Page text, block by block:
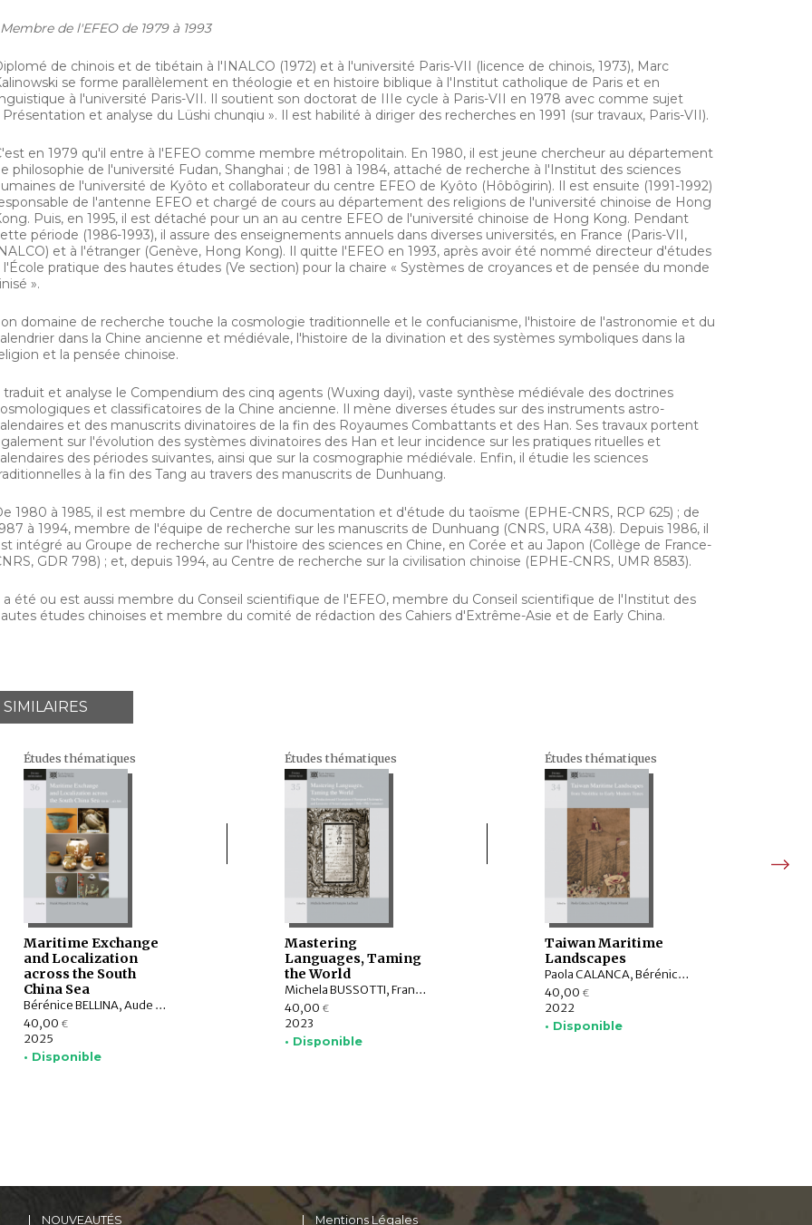
Membre de l'EFEO de 1979 à 1993
de chinois et de tibétain à l'INALCO (1972) et à l'université Paris-VII (licence de chinois, 1973), Marc
se forme parallèlement en théologie et en histoire biblique à l'Institut catholique de Paris et en
à l'université Paris-VII. Il soutient son doctorat de IIIe cycle à Paris-VII en 1978 avec comme sujet
Présentation et analyse du Lüshi chunqiu ». Il est habilité à diriger des recherches en 1991 (sur travaux, Paris-VII).
en 1979 qu'il entre à l'EFEO comme membre métropolitain. En 1980, il est jeune chercheur au département
philosophie de l'université Fudan, Shanghai ; de 1981 à 1984, attaché de recherche à l'Institut des sciences
de l'université de Kyôto et collaborateur du centre EFEO de Kyôto (Hôbôgirin). Il est ensuite (1991-1992)
de l'antenne EFEO et chargé de cours au département des religions de l'université chinoise de Hong
Puis, en 1995, il est détaché pour un an au centre EFEO de l'université chinoise de Hong Kong. Pendant
période (1986-1993), il assure des enseignements annuels dans diverses universités, en France (Paris-VII,
et à l'étranger (Genève, Hong Kong). Il quitte l'EFEO en 1993, après avoir été nommé directeur d'études
l'École pratique des hautes études (Ve section) pour la chaire « Systèmes de croyances et de pensée du monde
».
domaine de recherche touche la cosmologie traditionnelle et le confucianisme, l'histoire de l'astronomie et du
dans la Chine ancienne et médiévale, l'histoire de la divination et des systèmes symboliques dans la
et la pensée chinoise.
traduit et analyse le Compendium des cinq agents (Wuxing dayi), vaste synthèse médiévale des doctrines
et classificatoires de la Chine ancienne. Il mène diverses études sur des instruments astro-
et des manuscrits divinatoires de la fin des Royaumes Combattants et des Han. Ses travaux portent
sur l'évolution des systèmes divinatoires des Han et leur incidence sur les pratiques rituelles et
des périodes suivantes, ainsi que sur la cosmographie médiévale. Enfin, il étudie les sciences
à la fin des Tang au travers des manuscrits de Dunhuang.
1980 à 1985, il est membre du Centre de documentation et d'étude du taoïsme (EPHE-CNRS, RCP 625) ; de
à 1994, membre de l'équipe de recherche sur les manuscrits de Dunhuang (CNRS, URA 438). Depuis 1986, il
intégré au Groupe de recherche sur l'histoire des sciences en Chine, en Corée et au Japon (Collège de France-
GDR 798) ; et, depuis 1994, au Centre de recherche sur la civilisation chinoise (EPHE-CNRS, UMR 8583).
a été ou est aussi membre du Conseil scientifique de l'EFEO, membre du Conseil scientifique de l'Institut des
études chinoises et membre du comité de rédaction des Cahiers d'Extrême-Asie et de Early China.
SIMILAIRES
Études thématiques
Maritime Exchange
and Localization
across the South
China Sea
Bérénice BELLINA, Aude FAVEREAU, LÂM Thị Mỹ Dung, YAMAGATA Mariko, Frank MUYARD, LIU Yi-chang, Krisztina KINGA HOPPÁL, Stephen CHIA MING SOON, SHIUNG Chung-ching, MIYAMA Emily, CHAO Chin-yung, CHUNG Kuo-feng, WANG Kuan-Wen, Caroline JACKSON, LIU Jiun-Yu
40,00 €
2025
• Disponible
Études thématiques
Mastering
Languages, Taming
the World
Michela BUSSOTTI, François LACHAUD, Dejanirah COUTO, Rui Manuel LOUREIRO, KISHIMOTO Emi, ŌSHIMA Mikio, Henning KLÖTER, Hans-Jörg DÖHLA, María Teresa GONZÁLEZ LINAJE, YANG Huiling, Mariarosaria GIANNINOTO, Eugenio MENEGON, Mårten SÖDERBLOM SAARELA, YOSHIKAWA Masayuki
40,00 €
2023
• Disponible
Études thématiques
Taiwan Maritime
Landscapes
Paola CALANCA, Bérénice BELLINA, Aude FAVEREAU, Frank MUYARD, Lionel L. SIAME, Guillaume LEDUC, LIU Yi-chang, TSANG Cheng-hwa, CHIANG Chih-hua, CHEN Yu-mei, Hugh R. CLARK, CHEN Kuo-tung, Manel OLLÉ, Roger BLENCH
40,00 €
2022
• Disponible
NOUVEAUTÉS Mentions Légales